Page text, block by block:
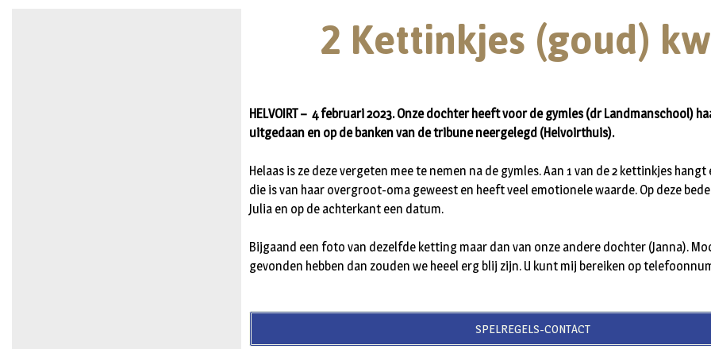
2 Kettinkjes (goud)
HELVOIRT – 4 februari 2023. Onze dochter heeft voor de gymles (dr Landmanschool)
uitgedaan en op de banken van de tribune neergelegd (Helvoirthuis).
Helaas is ze deze vergeten mee te nemen na de gymles. Aan 1 van de 2 kettinkjes
die is van haar overgroot-oma geweest en heeft veel emotionele waarde. Op deze
Julia en op de achterkant een datum.
Bijgaand een foto van dezelfde ketting maar dan van onze andere dochter (Janna).
gevonden hebben dan zouden we heeel erg blij zijn. U kunt mij bereiken op
SPELREGELS-CONTACT